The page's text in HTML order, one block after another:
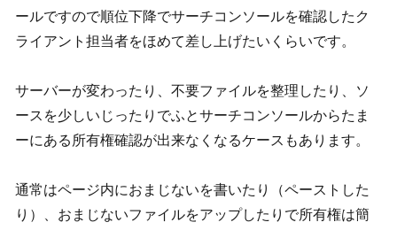
ールですので順位下降でサーチコンソールを確認したク
ライアント担当者をほめて差し上げたいくらいです。
サーバーが変わったり、不要ファイルを整理したり、ソ
ースを少しいじったりでふとサーチコンソールからたま
ーにある所有権確認が出来なくなるケースもあります。
通常はページ内におまじないを書いたり（ペーストした
り）、おまじないファイルをアップしたりで所有権は簡